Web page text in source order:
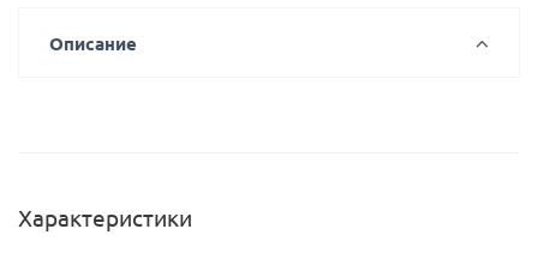
Описание
Характеристики